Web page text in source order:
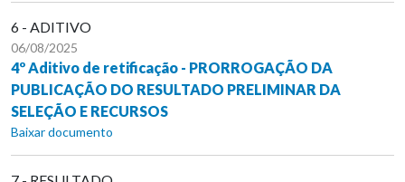
6 - ADITIVO
06/08/2025
4º Aditivo de retificação - PRORROGAÇÃO DA
PUBLICAÇÃO DO RESULTADO PRELIMINAR DA
SELEÇÃO E RECURSOS
Baixar documento